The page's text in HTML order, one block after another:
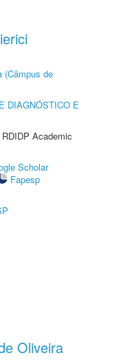
(Câmpus de
DIAGNÓSTICO E
Academic
Scholar
Fapesp
Oliveira